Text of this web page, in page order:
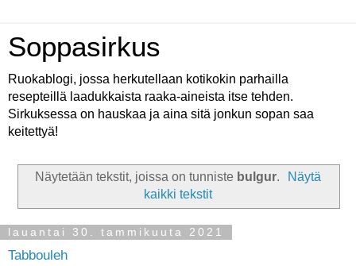
Soppasirkus
Ruokablogi, jossa herkutellaan kotikokin parhailla
resepteillä laadukkaista raaka-aineista itse tehden.
Sirkuksessa on hauskaa ja aina sitä jonkun sopan saa
keitettyä!
Näytetään tekstit, joissa on tunniste bulgur.
Näytä
kaikki tekstit
lauantai 30. tammikuuta 2021
Tabbouleh